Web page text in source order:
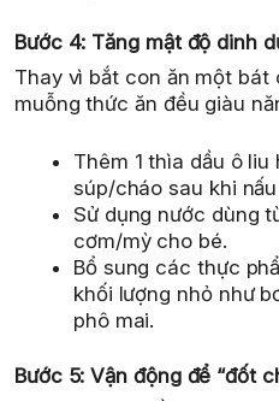
Bước 4: Tăng mật độ dinh
Thay vì bắt con ăn một bát
muỗng thức ăn đều giàu
Thêm 1 thìa dầu ô
súp/cháo sau khi
Sử dụng nước dùng
cơm/mỳ cho bé.
Bổ sung các thực
khối lượng nhỏ như
phô mai.
Bước 5: Vận động để “đốt